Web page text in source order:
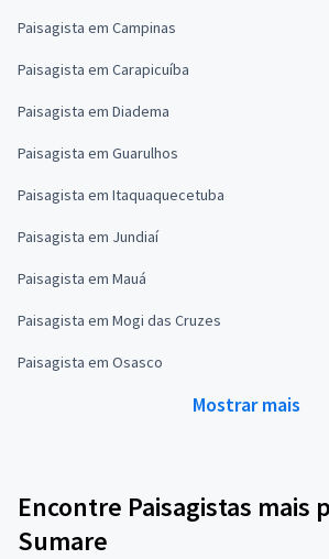
Paisagista em Campinas
Paisagista em Carapicuíba
Paisagista em Diadema
Paisagista em Guarulhos
Paisagista em Itaquaquecetuba
Paisagista em Jundiaí
Paisagista em Mauá
Paisagista em Mogi das Cruzes
Paisagista em Osasco
Mostrar mais
Encontre Paisagistas mais
Sumare